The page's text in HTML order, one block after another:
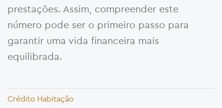
prestações. Assim, compreender este
número pode ser o primeiro passo para
garantir uma vida financeira mais
equilibrada.
Crédito Habitação